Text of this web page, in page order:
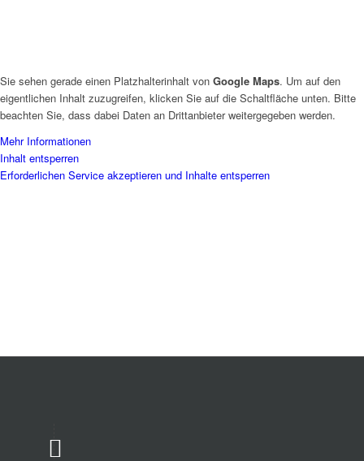
Sie sehen gerade einen Platzhalterinhalt von Google Maps. Um auf den
eigentlichen Inhalt zuzugreifen, klicken Sie auf die Schaltfläche unten. Bitte
beachten Sie, dass dabei Daten an Drittanbieter weitergegeben werden.
Mehr Informationen
Inhalt entsperren
Erforderlichen Service akzeptieren und Inhalte entsperren